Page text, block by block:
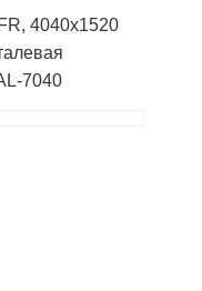
4040х1520
7040